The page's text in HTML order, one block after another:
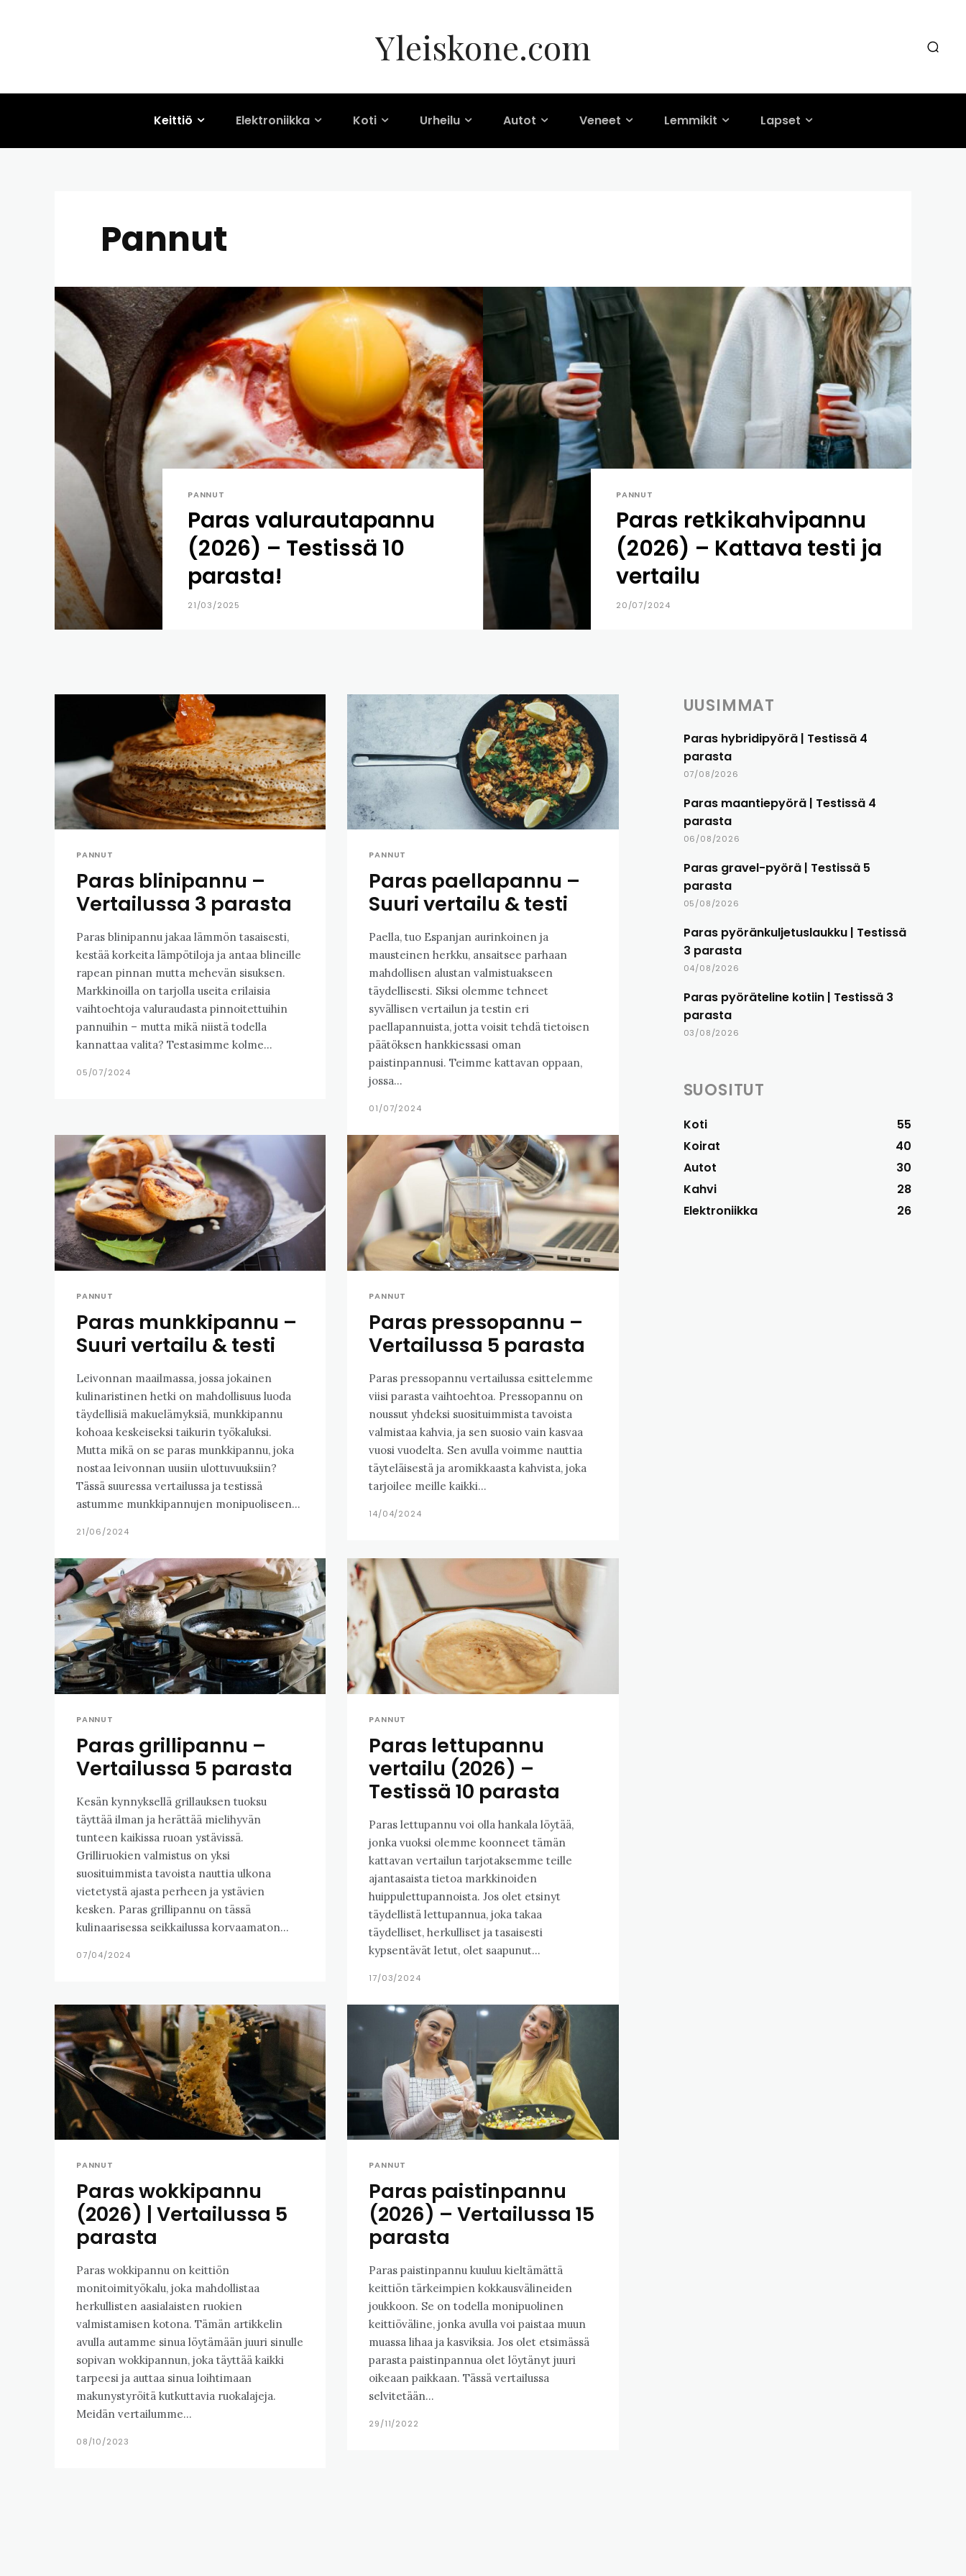
Yleiskone.com
Keittiö Elektroniikka Koti Urheilu Autot Veneet Lemmikit Lapset
Pannut
PANNUT
Paras valurautapannu
(2026) – Testissä 10
parasta!
21/03/2025
PANNUT
Paras retkikahvipannu
(2026) – Kattava testi ja
vertailu
20/07/2024
PANNUT
Paras blinipannu –
Vertailussa 3 parasta
Paras blinipannu jakaa lämmön tasaisesti,
kestää korkeita lämpötiloja ja antaa blineille
rapean pinnan mutta mehevän sisuksen.
Markkinoilla on tarjolla useita erilaisia
vaihtoehtoja valuraudasta pinnoitettuihin
pannuihin – mutta mikä niistä todella
kannattaa valita? Testasimme kolme...
05/07/2024
PANNUT
Paras paellapannu –
Suuri vertailu & testi
Paella, tuo Espanjan aurinkoinen ja
mausteinen herkku, ansaitsee parhaan
mahdollisen alustan valmistuakseen
täydellisesti. Siksi olemme tehneet
syvällisen vertailun ja testin eri
paellapannuista, jotta voisit tehdä tietoisen
päätöksen hankkiessasi oman
paistinpannusi. Teimme kattavan oppaan,
jossa...
01/07/2024
PANNUT
Paras munkkipannu –
Suuri vertailu & testi
Leivonnan maailmassa, jossa jokainen
kulinaristinen hetki on mahdollisuus luoda
täydellisiä makuelämyksiä, munkkipannu
kohoaa keskeiseksi taikurin työkaluksi.
Mutta mikä on se paras munkkipannu, joka
nostaa leivonnan uusiin ulottuvuuksiin?
Tässä suuressa vertailussa ja testissä
astumme munkkipannujen monipuoliseen...
21/06/2024
PANNUT
Paras pressopannu –
Vertailussa 5 parasta
Paras pressopannu vertailussa esittelemme
viisi parasta vaihtoehtoa. Pressopannu on
noussut yhdeksi suosituimmista tavoista
valmistaa kahvia, ja sen suosio vain kasvaa
vuosi vuodelta. Sen avulla voimme nauttia
täyteläisestä ja aromikkaasta kahvista, joka
tarjoilee meille kaikki...
14/04/2024
PANNUT
Paras grillipannu –
Vertailussa 5 parasta
Kesän kynnyksellä grillauksen tuoksu
täyttää ilman ja herättää mielihyvän
tunteen kaikissa ruoan ystävissä.
Grilliruokien valmistus on yksi
suosituimmista tavoista nauttia ulkona
vietetystä ajasta perheen ja ystävien
kesken. Paras grillipannu on tässä
kulinaarisessa seikkailussa korvaamaton...
07/04/2024
PANNUT
Paras lettupannu
vertailu (2026) –
Testissä 10 parasta
Paras lettupannu voi olla hankala löytää,
jonka vuoksi olemme koonneet tämän
kattavan vertailun tarjotaksemme teille
ajantasaista tietoa markkinoiden
huippulettupannoista. Jos olet etsinyt
täydellistä lettupannua, joka takaa
täydelliset, herkulliset ja tasaisesti
kypsentävät letut, olet saapunut...
17/03/2024
PANNUT
Paras wokkipannu
(2026) | Vertailussa 5
parasta
Paras wokkipannu on keittiön
monitoimityökalu, joka mahdollistaa
herkullisten aasialaisten ruokien
valmistamisen kotona. Tämän artikkelin
avulla autamme sinua löytämään juuri sinulle
sopivan wokkipannun, joka täyttää kaikki
tarpeesi ja auttaa sinua loihtimaan
makunystyröitä kutkuttavia ruokalajeja.
Meidän vertailumme...
08/10/2023
PANNUT
Paras paistinpannu
(2026) – Vertailussa 15
parasta
Paras paistinpannu kuuluu kieltämättä
keittiön tärkeimpien kokkausvälineiden
joukkoon. Se on todella monipuolinen
keittiöväline, jonka avulla voi paistaa muun
muassa lihaa ja kasviksia. Jos olet etsimässä
parasta paistinpannua olet löytänyt juuri
oikeaan paikkaan. Tässä vertailussa
selvitetään...
29/11/2022
UUSIMMAT
Paras hybridipyörä | Testissä 4
parasta
07/08/2026
Paras maantiepyörä | Testissä 4
parasta
06/08/2026
Paras gravel-pyörä | Testissä 5
parasta
05/08/2026
Paras pyöränkuljetuslaukku | Testissä
3 parasta
04/08/2026
Paras pyöräteline kotiin | Testissä 3
parasta
03/08/2026
SUOSITUT
Koti
55
Koirat
40
Autot
30
Kahvi
28
Elektroniikka
26